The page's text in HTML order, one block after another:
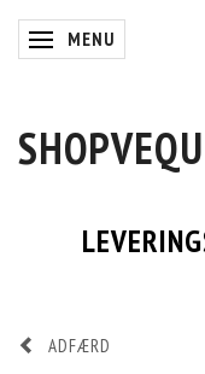
SKIFTE NAVIGATION
MENU
ADFÆRD